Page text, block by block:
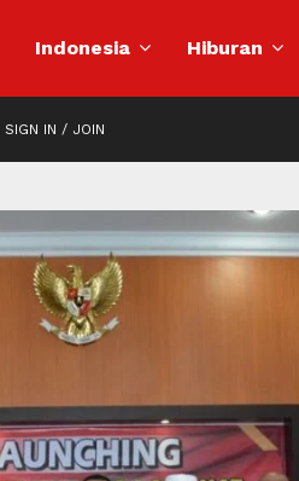
Indonesia Hiburan
SIGN IN / JOIN